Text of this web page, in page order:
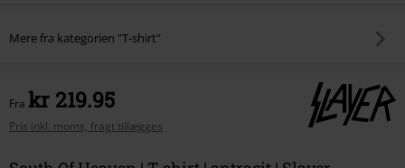
Mere fra kategorien "T-shirt"
Fra kr 219.95
Pris inkl. moms, fragt tillægges